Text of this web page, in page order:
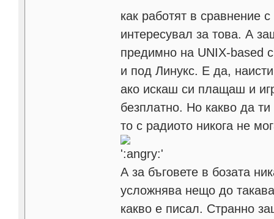
как работят в сравнение с
интересувал за това. А
предимно на UNIX-based
и под Линукс. Е да,
ако искаш си плащаш и
безплатно. Но какво да
то с радиото никога не
А за бъговете в бозата
усложнява нещо до
какво е писал. Странно